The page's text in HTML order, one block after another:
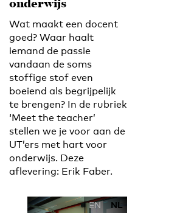
onderwijs
Wat maakt een docent
goed? Waar haalt
iemand de passie
vandaan de soms
stoffige stof even
boeiend als begrijpelijk
te brengen? In de rubriek
‘Meet the teacher’
stellen we je voor aan de
UT’ers met hart voor
onderwijs. Deze
aflevering: Erik Faber.
EN NL